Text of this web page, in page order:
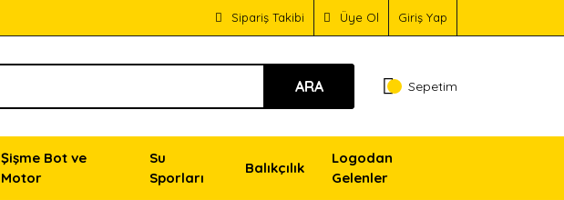
Sipariş Takibi Üye Ol Giriş Yap
ARA Sepetim
Şişme Bot ve
Motor
Su
Sporları
Balıkçılık
Logodan
Gelenler